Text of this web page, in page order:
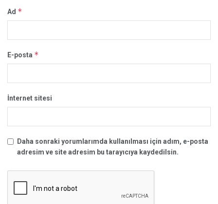
Ad *
E-posta *
İnternet sitesi
Daha sonraki yorumlarımda kullanılması için adım, e-posta
adresim ve site adresim bu tarayıcıya kaydedilsin.